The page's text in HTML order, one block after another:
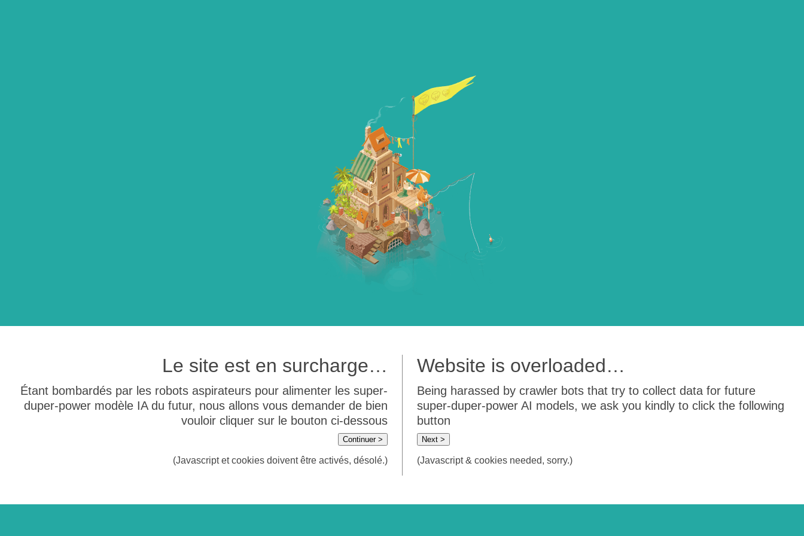
Le site est en surcharge…
Étant bombardés par les robots aspirateurs pour alimenter les super-
duper-power modèle IA du futur, nous allons vous demander de bien
vouloir cliquer sur le bouton ci-dessous
Continuer >
(Javascript et cookies doivent être activés, désolé.)
Website is overloaded…
Being harassed by crawler bots that try to collect data for future
super-duper-power AI models, we ask you kindly to click the following
button
Next >
(Javascript & cookies needed, sorry.)